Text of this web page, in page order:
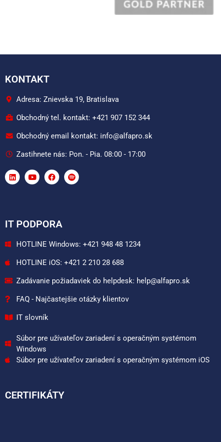
KONTAKT
Adresa: Znievska 19, Bratislava
Obchodný tel. kontakt: +421 907 152 344
Obchodný email kontakt: info@alfapro.sk
Zastihnete nás: Pon. - Pia. 08:00 - 17:00
IT PODPORA
HOTLINE Windows: +421 948 48 1234
HOTLINE iOS: +421 2 210 28 688
Zadávanie požiadaviek do helpdesk: help@alfapro.sk
FAQ - Najčastejšie otázky klientov
IT slovník
Súbor pre užívateľov zariadení s operačným systémom
Windows
Súbor pre užívateľov zariadení s operačným systémom iOS
CERTIFIKÁTY